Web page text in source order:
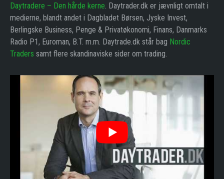
Daytradere – Den hårde kerne. Daytrader.dk er jævnligt omtalt i
medierne, blandt andet i Dagbladet Børsen, Jyske Invest,
Berlingske Business, Penge & Privatøkonomi, Finans, Danmarks
Radio P1, Euroman, B.T. m.m. Daytrade.dk står bag Nordic
Traders samt flere skandinaviske sider om trading.